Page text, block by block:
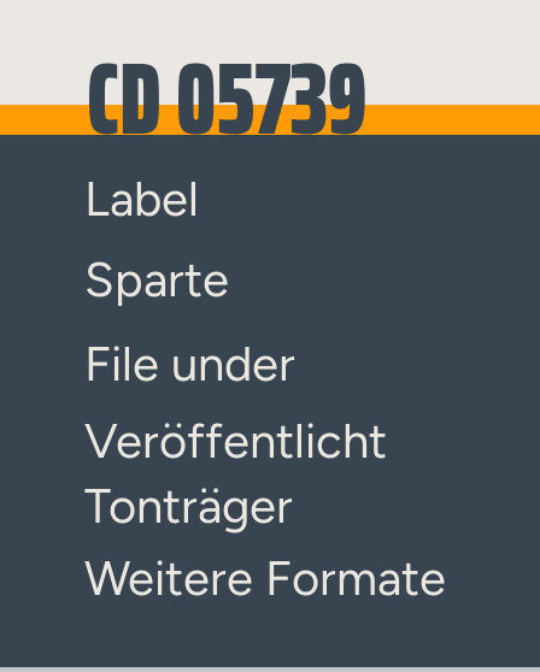
CD 05739
Label
Sparte
File under
Veröffentlicht
Tonträger
Weitere Formate